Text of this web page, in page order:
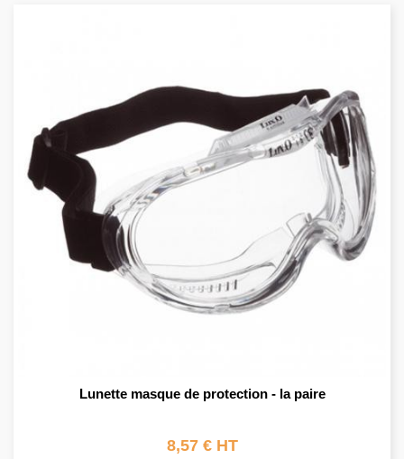
Lunette masque de protection - la paire
8,57 € HT